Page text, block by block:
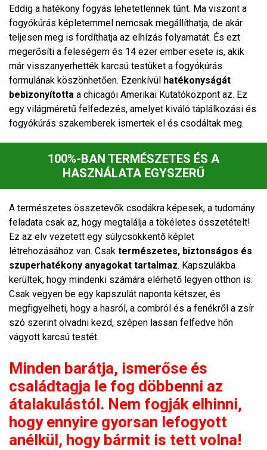
Eddig a hatékony fogyás lehetetlennek tűnt. Ma viszont a
fogyókúrás képletemmel nemcsak megállíthatja, de akár
teljesen meg is fordíthatja az elhízás folyamatát. És ezt
megerősíti a feleségem és 14 ezer ember esete is, akik
már visszanyerhették karcsú testüket a fogyókúrás
formulának köszönhetően. Ezenkívül hatékonyságát
bebizonyította a chicagói Amerikai Kutatóközpont az. Ez
egy világméretű felfedezés, amelyet kiváló táplálkozási és
fogyókúrás szakemberek ismertek el és csodáltak meg.
100%-BAN TERMÉSZETES ÉS A
HASZNÁLATA EGYSZERŰ
A természetes összetevők csodákra képesek, a tudomány
feladata csak az, hogy megtalálja a tökéletes összetételt!
Ez az elv vezetett egy súlycsökkentő képlet
létrehozásához van. Csak természetes, biztonságos és
szuperhatékony anyagokat tartalmaz. Kapszulákba
kerültek, hogy mindenki számára elérhető legyen otthon is.
Csak vegyen be egy kapszulát naponta kétszer, és
megfigyelheti, hogy a hasról, a combról és a fenékről a zsír
szó szerint olvadni kezd, szépen lassan felfedve hőn
vágyott karcsú testét.
Minden barátja, ismerőse és
családtagja le fog döbbenni az
átalakulástól. Nem fogják elhinni,
hogy ennyire gyorsan lefogyott
anélkül, hogy bármit is tett volna!